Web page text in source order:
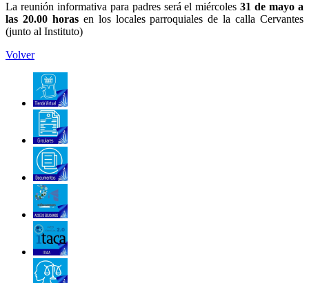
La reunión informativa para padres será el miércoles31 de mayo a
las 20.00 horasen los locales parroquiales de la calla Cervantes
(junto al Instituto)
Volver